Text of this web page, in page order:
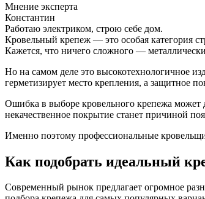
Мнение эксперта
Константин
Работаю электриком, строю себе дом.
Кровельный крепеж — это особая категория
Кажется, что ничего сложного —
Но на самом деле это высокотехнологичное
герметизирует место крепления, а защитное
Ошибка в выборе кровельного крепежа может
некачественное покрытие станет причиной
Именно поэтому профессиональные
Как подобрать идеальный
Современный рынок предлагает огромное